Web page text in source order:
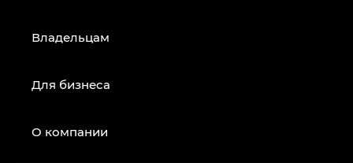
Владельцам
Для бизнеса
О компании